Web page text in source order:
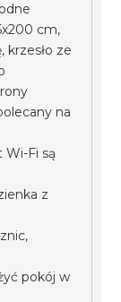
cm,
krzesło ze
na
Wi-Fi są
z
pokój w